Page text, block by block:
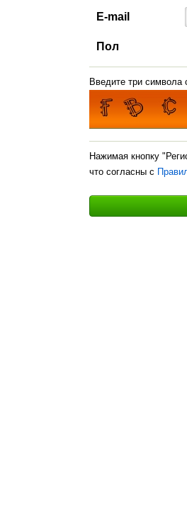
E-mail
Пол
Введите три символа
Нажимая кнопку
что согласны с